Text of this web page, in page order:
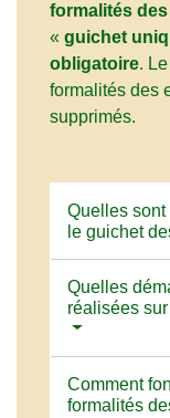
formalités
« guichet
obligatoire.
formalités des
supprimés.
Quelles
le guichet
Quelles
réalisées
Comment
formalités